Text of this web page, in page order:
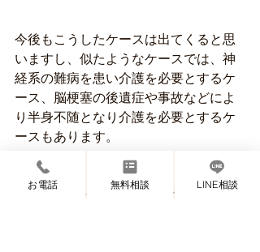
今後もこうしたケースは出てくると思
いますし、似たようなケースでは、神
経系の難病を患い介護を必要とするケ
ース、脳梗塞の後遺症や事故などによ
り半身不随となり介護を必要とするケ
ースもあります。
ご高齢となった親が要介護の子を見続
お電話 無料相談 LINE相談